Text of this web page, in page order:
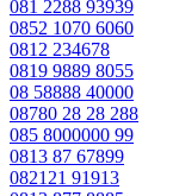
081 2288 93939
0852 1070 6060
0812 234678
0819 9889 8055
08 58888 40000
08780 28 28 288
085 8000000 99
0813 87 67899
082121 91913